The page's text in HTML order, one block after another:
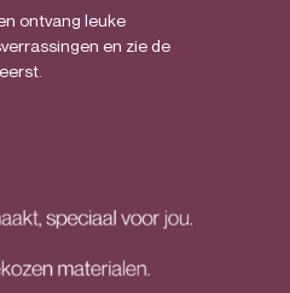
ontvang leuke
en zie de